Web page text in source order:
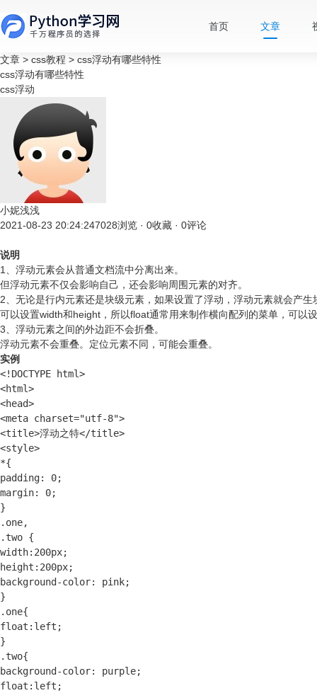
首页 文章
文章 > css教程 > css浮动有哪些特性
css浮动有哪些特性
css浮动
小妮浅浅
2021-08-23 20:24:247028浏览 · 0收藏 · 0评论
说明
1、浮动元素会从普通文档流中分离出来。
但浮动元素不仅会影响自己，还会影响周围元素的对齐。
2、无论是行内元素还是块级元素，如果设置了浮动，浮动元素就会产生
可以设置width和height，所以float通常用来制作横向配列的菜单，可以
3、浮动元素之间的外边距不会折叠。
浮动元素不会重叠。定位元素不同，可能会重叠。
实例
<!DOCTYPE html>
<html>
<head>
<meta charset="utf-8">
<title>浮动之特</title>
<style>
*{
padding: 0;
margin: 0;
}
.one,
.two {
width:200px;
height:200px;
background-color: pink;
}
.one{
float:left;
}
.two{
background-color: purple;
float:left;